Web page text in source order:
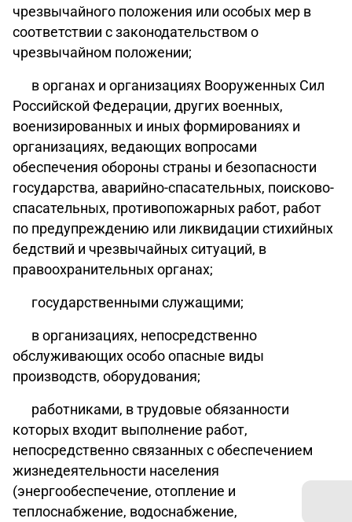
чрезвычайного положения или особых мер в
соответствии сзаконодательством о
чрезвычайном положении;
в органах и организациях Вооруженных Сил
Российской Федерации, других военных,
военизированных и иных формированиях и
организациях, ведающих вопросами
обеспечения обороны страны и безопасности
государства, аварийно-спасательных, поисково-
спасательных, противопожарных работ, работ
по предупреждению или ликвидации стихийных
бедствий и чрезвычайных ситуаций, в
правоохранительных органах;
государственными служащими;
в организациях, непосредственно
обслуживающих особо опасные виды
производств, оборудования;
работниками, в трудовые обязанности
которых входит выполнение работ,
непосредственно связанных с обеспечением
жизнедеятельности населения
(энергообеспечение, отопление и
теплоснабжение, водоснабжение,